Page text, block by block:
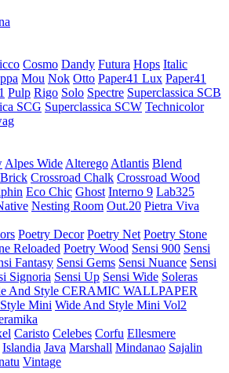
Cosmo Dandy Futura Hops Italic
Mou Nok Otto Paper41 Lux Paper41
Pulp Rigo Solo Spectre Superclassica SCB
SCG Superclassica SCW Technicolor
Alpes Wide Alterego Atlantis Blend
Crossroad Chalk Crossroad Wood
Eco Chic Ghost Interno 9 Lab325
Nesting Room Out.20 Pietra Viva
Poetry Decor Poetry Net Poetry Stone
Reloaded Poetry Wood Sensi 900 Sensi
Fantasy Sensi Gems Sensi Nuance Sensi
Signoria Sensi Up Sensi Wide Soleras
And Style CERAMIC WALLPAPER
Mini Wide And Style Mini Vol2
Caristo Celebes Corfu Ellesmere
Islandia Java Marshall Mindanao Sajalin
Vintage